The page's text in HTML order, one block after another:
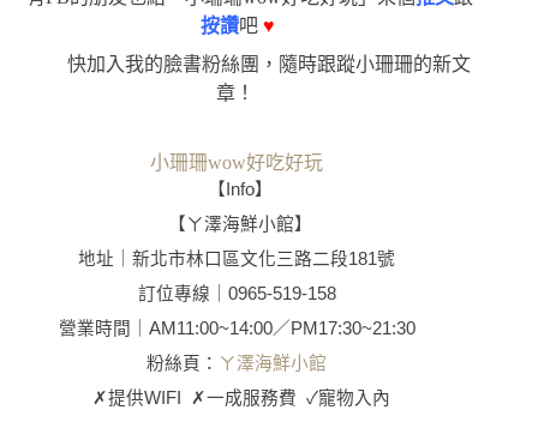
按讚吧 ♥
快加入我的臉書粉絲團，隨時跟蹤小珊珊的新文
章！
小珊珊wow好吃好玩
【 Info】
【ㄚ澤海鮮小館】
地址｜新北市林口區文化三路二段181號
訂位專線｜0965-519-158
營業時間
AM11:00~14:00／ PM17:30~21:30
粉絲頁 ： ㄚ澤海鮮小館
✗提供WIFI ✗一成服務費✓寵物入內